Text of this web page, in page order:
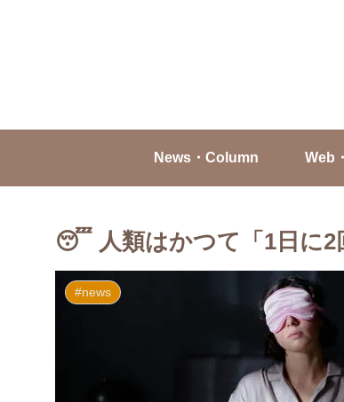
News・Column Web
😴 人類はかつて「1日に2
#news